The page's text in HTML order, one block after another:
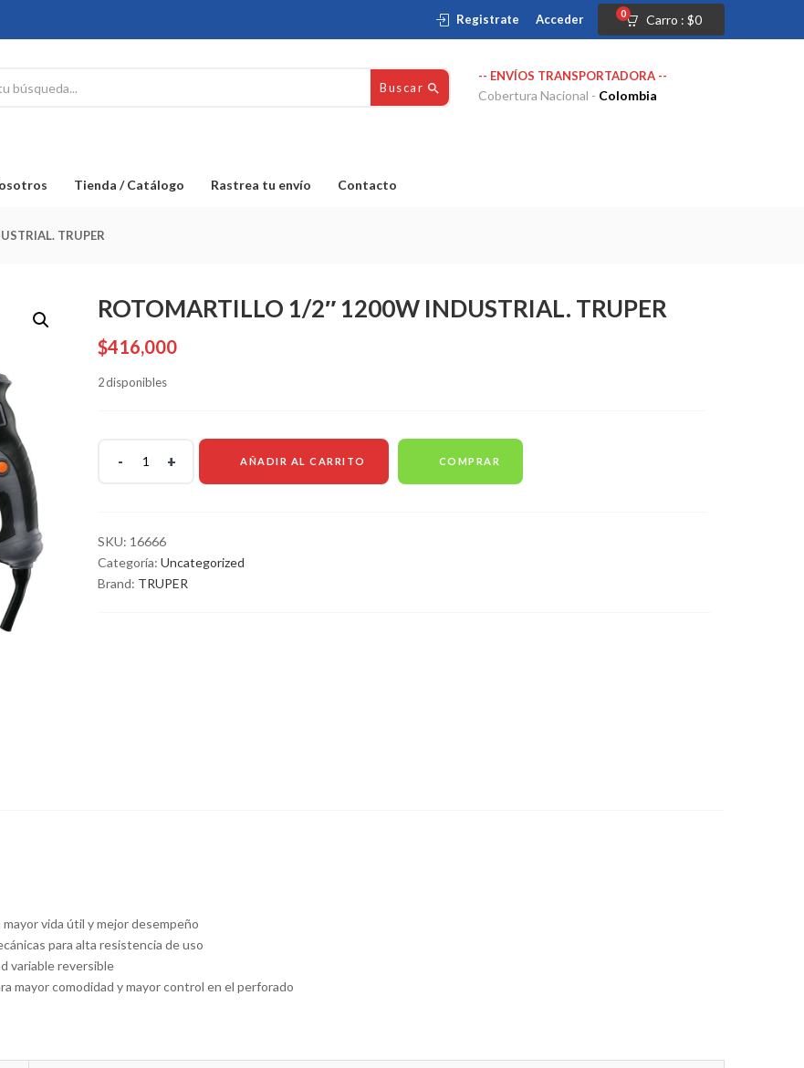
Carro : $0
0
Registrate Acceder
Buscar
-- ENVÍOS TRANSPORTADORA --
Cobertura Nacional - Colombia
Tienda / Catálogo Rastrea tu envío Contacto
TRUPER
ROTOMARTILLO 1/2″ 1200W INDUSTRIAL. TRUPER
$416,000
2 disponibles
AÑADIR AL CARRITO COMPRAR
SKU: 16666
Categoría: Uncategorized
Brand: TRUPER
vida útil y mejor desempeño
para alta resistencia de uso
variable reversible
mayor comodidad y mayor control en el perforado